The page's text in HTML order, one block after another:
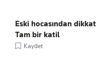
Eski hocasından
Tam bir katil
Kaydet